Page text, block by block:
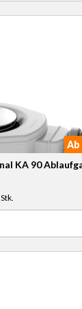
Ab
KA 90
Professional